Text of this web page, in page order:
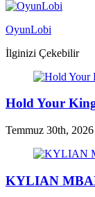
OyunLobi
İlginizi Çekebilir
Hold Your
Temmuz 30th, 2026
KYLIAN